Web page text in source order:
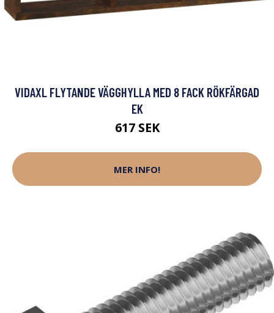
VIDAXL FLYTANDE VÄGGHYLLA MED 8 FACK RÖKFÄRGAD
EK
617 SEK
MER INFO!